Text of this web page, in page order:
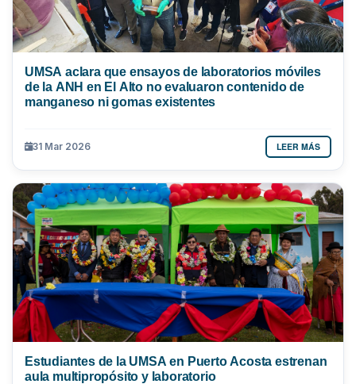
UMSA aclara que ensayos de laboratorios móviles
de la ANH en El Alto no evaluaron contenido de
manganeso ni gomas existentes
31 Mar 2026 LEER MÁS
Estudiantes de la UMSA en Puerto Acosta estrenan
aula multipropósito y laboratorio